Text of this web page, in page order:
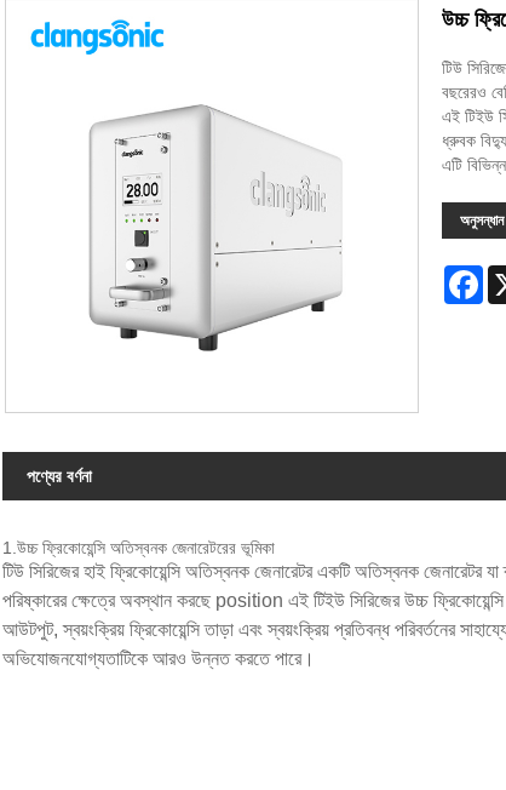
উচ্চ
টিউ
বছরেরও
এই টিইউ
ধ্রুবক
এটি
অনুসন্ধান
পণ্যের বর্ণনা
1.উচ্চ ফ্রিকোয়েন্সি অতিস্বনক জেনারেটরের ভূমিকা
টিউ সিরিজের হাই ফ্রিকোয়েন্সি অতিস্বনক জেনারেটর একটি অতিস্বনক জেনারেটর
পরিষ্কারের ক্ষেত্রে অবস্থান করছে position এই টিইউ সিরিজের উচ্চ
আউটপুট, স্বয়ংক্রিয় ফ্রিকোয়েন্সি তাড়া এবং স্বয়ংক্রিয় প্রতিবন্ধ পরিবর্তনের
অভিযোজনযোগ্যতাটিকে আরও উন্নত করতে পারে।